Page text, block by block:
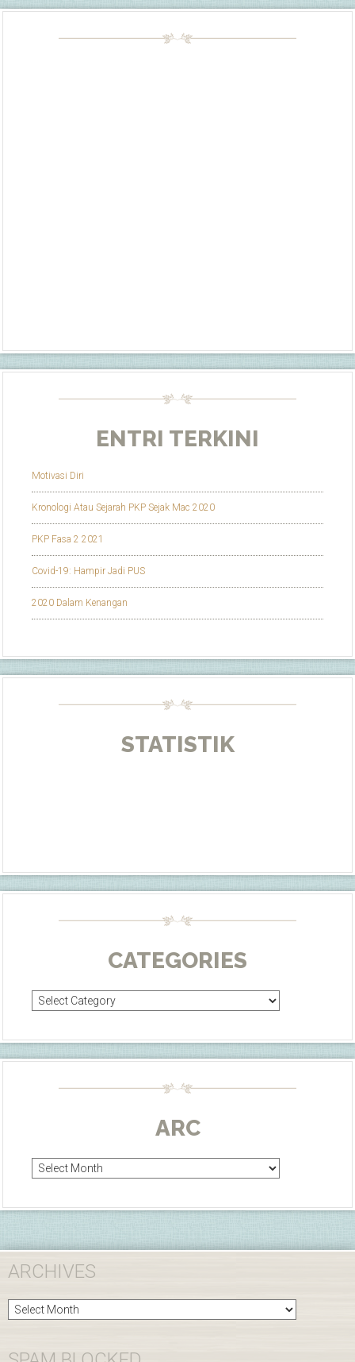
ENTRI TERKINI
Motivasi Diri
Kronologi Atau Sejarah PKP Sejak Mac 2020
PKP Fasa 2 2021
Covid-19: Hampir Jadi PUS
2020 Dalam Kenangan
STATISTIK
CATEGORIES
Categories
ARC
Arc
ARCHIVES
Archives